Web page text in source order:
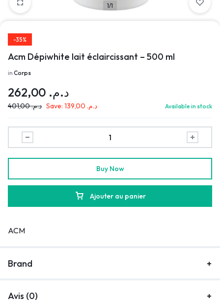
1/1
-35%
Acm Dépiwhite lait éclaircissant – 500 ml
in Corps
د.م.
د.م.401,00 Save: د.م. Available in stock
Ajouter au panier
Buy Now
ACM
Brand
Avis (0)